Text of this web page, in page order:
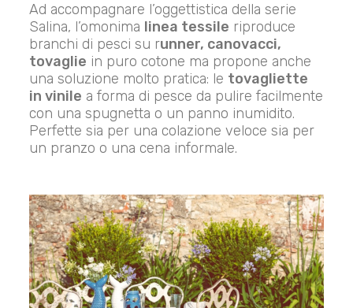
Ad accompagnare l’oggettistica della serie
Salina, l’omonima linea tessile riproduce
branchi di pesci su runner, canovacci,
tovaglie in puro cotone ma propone anche
una soluzione molto pratica: le tovagliette
in vinile a forma di pesce da pulire facilmente
con una spugnetta o un panno inumidito.
Perfette sia per una colazione veloce sia per
un pranzo o una cena informale.